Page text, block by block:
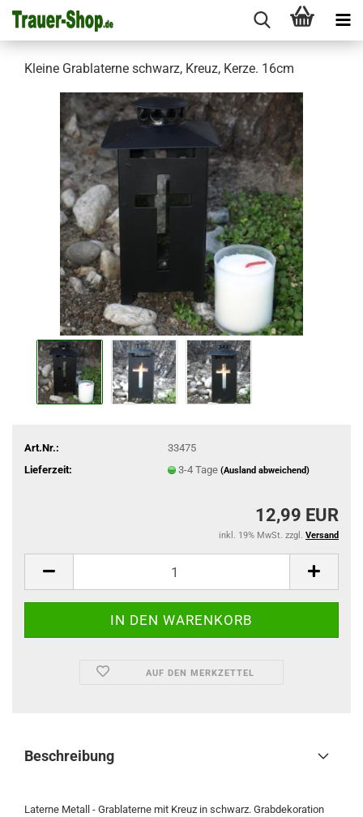
Kleine Grablaterne schwarz, Kreuz, Kerze. 16cm
Art.Nr.:
33475
Lieferzeit:
3-4 Tage (Ausland abweichend)
12,99 EUR
inkl. 19% MwSt. zzgl. Versand
AUF DEN MERKZETTEL
Beschreibung
Laterne Metall - Grablaterne mit Kreuz in schwarz. Grabdekoration